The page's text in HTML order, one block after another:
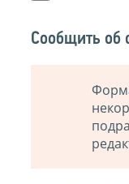
Сообщить об